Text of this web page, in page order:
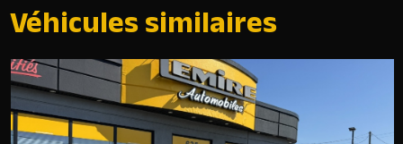
Véhicules similaires